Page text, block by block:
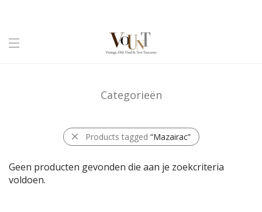
Categorieën
Products tagged “Mazairac”
Geen producten gevonden die aan je zoekcriteria
voldoen.